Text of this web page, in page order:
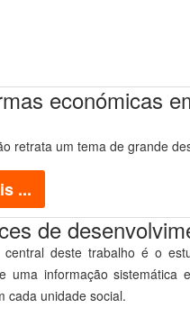
económicas
retrata um tema de grande
...
de
central deste trabalho é o
uma informação
cada unidade social.